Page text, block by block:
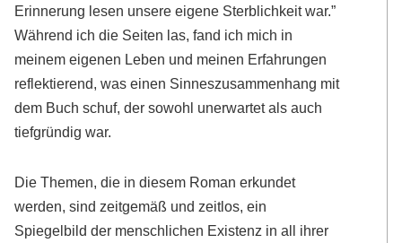
Erinnerung lesen unsere eigene Sterblichkeit war.”
Während ich die Seiten las, fand ich mich in
meinem eigenen Leben und meinen Erfahrungen
reflektierend, was einen Sinneszusammenhang mit
dem Buch schuf, der sowohl unerwartet als auch
tiefgründig war.
Die Themen, die in diesem Roman erkundet
werden, sind zeitgemäß und zeitlos, ein
Spiegelbild der menschlichen Existenz in all ihrer